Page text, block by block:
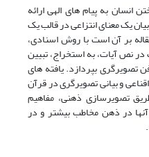
به پیام های الهی ارائه
یک معنای انتزاعی در قالب یک
بر آن است با روش اسنادی،
نص آیات، به استخراج، تبیین
تصویرگری بپردازد. یافته های
و بیانی تصویرگری در قرآن
تصویرسازی ذهنی، مفاهیم
در ذهن مخاطب بیشتر و در